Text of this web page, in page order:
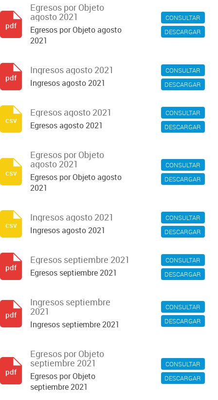
CONSULTAR
DESCARGAR
Egresos por Objeto
agosto 2021
Egresos por Objeto agosto
2021
pdf
CONSULTAR
DESCARGAR
Ingresos agosto 2021
Ingresos agosto 2021
pdf
CONSULTAR
DESCARGAR
Egresos agosto 2021
Egresos agosto 2021
csv
CONSULTAR
DESCARGAR
Egresos por Objeto
agosto 2021
Egresos por Objeto agosto
2021
csv
CONSULTAR
DESCARGAR
Ingresos agosto 2021
Ingresos agosto 2021
csv
CONSULTAR
DESCARGAR
Egresos septiembre 2021
Egresos septiembre 2021
pdf
CONSULTAR
DESCARGAR
Ingresos septiembre
2021
Ingresos septiembre 2021
pdf
CONSULTAR
DESCARGAR
Egresos por Objeto
septiembre 2021
Egresos por Objeto
septiembre 2021
pdf